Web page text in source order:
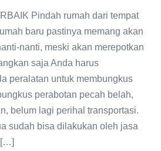
Pindah rumah dari tempat
baru pastinya memang akan
nanti, meski akan merepotkan
saja Anda harus
peralatan untuk membungkus
perabotan pecah belah,
belum lagi perihal transportasi.
sudah bisa dilakukan oleh jasa
[…]